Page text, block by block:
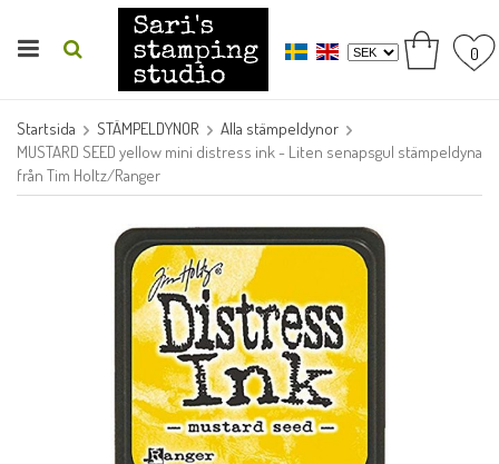
0
Startsida STÄMPELDYNOR
Alla stämpeldynor
MUSTARD SEED yellow mini distress ink - Liten senapsgul stämpeldyna
från Tim Holtz/Ranger